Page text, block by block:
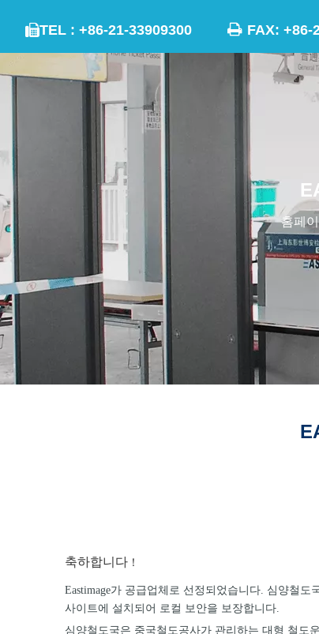
TEL : +86-21-33909300  FAX:
홈페
축하합니다 ！
Eastimage가 공급업체로 선정되었습니다. 심양철도
사이트에 설치되어 로컬 보안을 보장합니다.
심양철도국은 중국철도공사가 관리하는 대형 철도